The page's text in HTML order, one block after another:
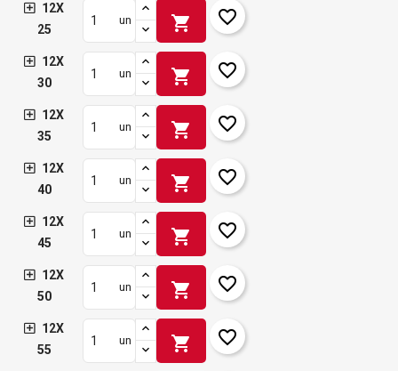
12X
25
un shopping_cart favorite_border
12X
30
un shopping_cart favorite_border
12X
35
un shopping_cart favorite_border
12X
40
un shopping_cart favorite_border
12X
45
un shopping_cart favorite_border
12X
50
un shopping_cart favorite_border
12X
55
un shopping_cart favorite_border